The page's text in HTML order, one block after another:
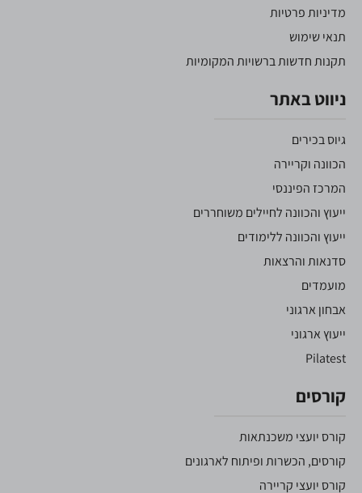
מדיניות פרטיות
תנאי שימוש
תקנות חדשות ברשויות המקומיות
ניווט באתר
גיוס בכירים
הכוונה וקריירה
המרכז הפיננסי
ייעוץ והכוונה לחיילים משוחררים
ייעוץ והכוונה ללימודים
סדנאות והרצאות
מועמדים
אבחון ארגוני
ייעוץ ארגוני
Pilatest
קורסים
קורס יועצי משכנתאות
קורסים, הכשרות ופיתוח לארגונים
קורס יועצי קריירה